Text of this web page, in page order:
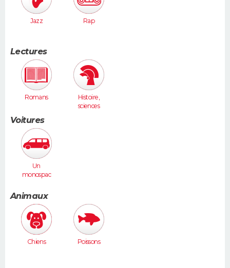
Jazz Rap
Lectures
Romans
Histoire,
sciences
Voitures
Un
monospac
Xsara
Picasso...)
Animaux
Chiens Poissons